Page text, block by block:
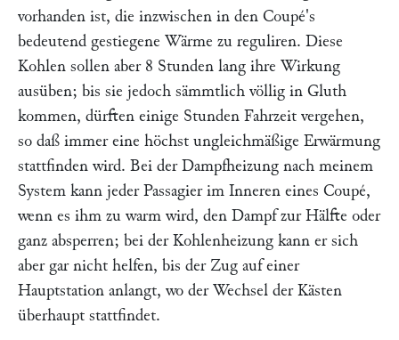
vorhanden ist, die inzwischen in den Coupé's
bedeutend gestiegene Wärme zu reguliren. Diese
Kohlen sollen aber 8 Stunden lang ihre Wirkung
ausüben; bis sie jedoch sämmtlich völlig in Gluth
kommen, dürften einige Stunden Fahrzeit vergehen,
so daß immer eine höchst ungleichmäßige Erwärmung
stattfinden wird. Bei der Dampfheizung nach meinem
System kann jeder Passagier im Inneren eines Coupé,
wenn es ihm zu warm wird, den Dampf zur Hälfte oder
ganz absperren; bei der Kohlenheizung kann er sich
aber gar nicht helfen, bis der Zug auf einer
Hauptstation anlangt, wo der Wechsel der Kästen
überhaupt stattfindet.